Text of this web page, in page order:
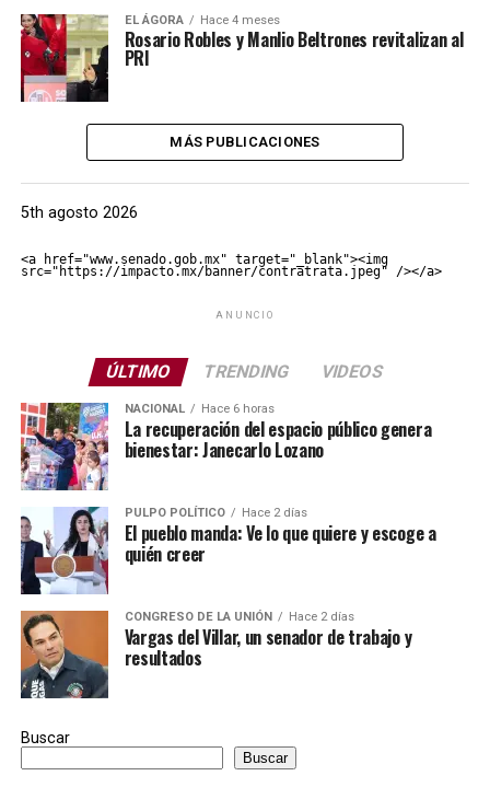
EL ÁGORA Hace 4 meses
Rosario Robles y Manlio Beltrones revitalizan al
PRI
MÁS PUBLICACIONES
5th agosto 2026
<a href="www.senado.gob.mx" target="_blank"><img
src="https://impacto.mx/banner/contratrata.jpeg" /></a>
ANUNCIO
ÚLTIMO TRENDING VIDEOS
NACIONAL Hace 6 horas
La recuperación del espacio público genera
bienestar: Janecarlo Lozano
PULPO POLÍTICO Hace 2 días
El pueblo manda: Ve lo que quiere y escoge a
quién creer
CONGRESO DE LA UNIÓN Hace 2 días
Vargas del Villar, un senador de trabajo y
resultados
Buscar
Buscar